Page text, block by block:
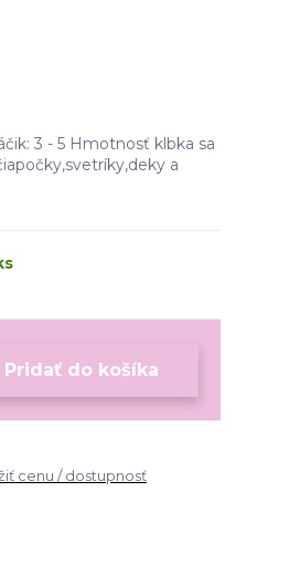
3 - 5 Hmotnosť klbka sa
a
Pridať do košíka
cenu / dostupnosť